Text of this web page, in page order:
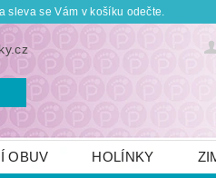
sleva se Vám v košíku odečte.
OBUV HOLÍNKY